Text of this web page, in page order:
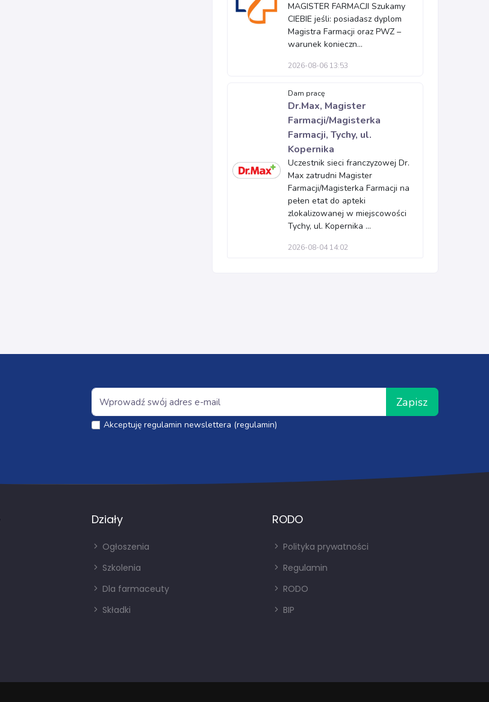
MAGISTER FARMACJI Szukamy
CIEBIE jeśli: posiadasz dyplom
Magistra Farmacji oraz PWZ –
warunek konieczn...
2026-08-06 13:53
Dam pracę
Dr.Max, Magister
Farmacji/Magisterka
Farmacji, Tychy, ul.
Kopernika
Uczestnik sieci franczyzowej Dr.
Max zatrudni Magister
Farmacji/Magisterka Farmacji na
pełen etat do apteki
zlokalizowanej w miejscowości
Tychy, ul. Kopernika ...
2026-08-04 14:02
Zapisz
Akceptuję regulamin newslettera (regulamin)
Działy
Ogłoszenia
Szkolenia
Dla farmaceuty
Składki
RODO
Polityka prywatności
Regulamin
RODO
BIP